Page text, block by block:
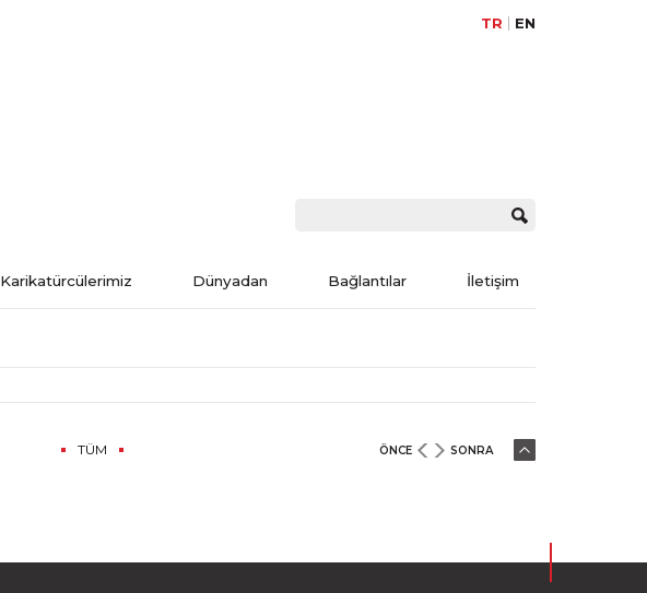
TR EN
Karikatürcülerimiz Dünyadan Bağlantılar İletişim
TÜM ÖNCE SONRA